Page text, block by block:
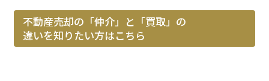
不動産売却の「仲介」と「買取」の
違いを知りたい方はこちら